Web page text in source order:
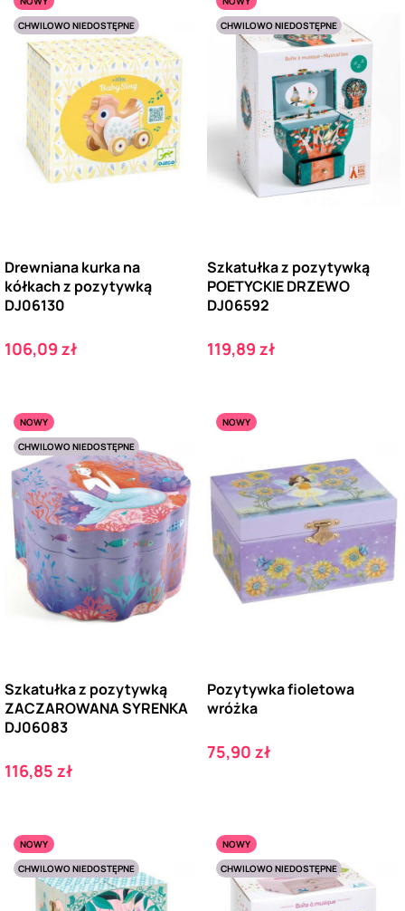
CHWILOWO NIEDOSTĘPNE
Drewniana kurka na
kółkach z pozytywką
DJ06130
Cena
106,09 zł
CHWILOWO NIEDOSTĘPNE
Szkatułka z pozytywką
POETYCKIE DRZEWO
DJ06592
Cena
119,89 zł
NOWY
CHWILOWO NIEDOSTĘPNE
Szkatułka z pozytywką
ZACZAROWANA SYRENKA
DJ06083
Cena
116,85 zł
NOWY
Pozytywka fioletowa
wróżka
Cena
75,90 zł
NOWY
CHWILOWO NIEDOSTĘPNE
NOWY
CHWILOWO NIEDOSTĘPNE